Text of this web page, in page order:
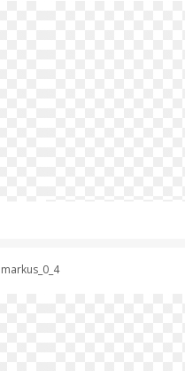
markus_0_4